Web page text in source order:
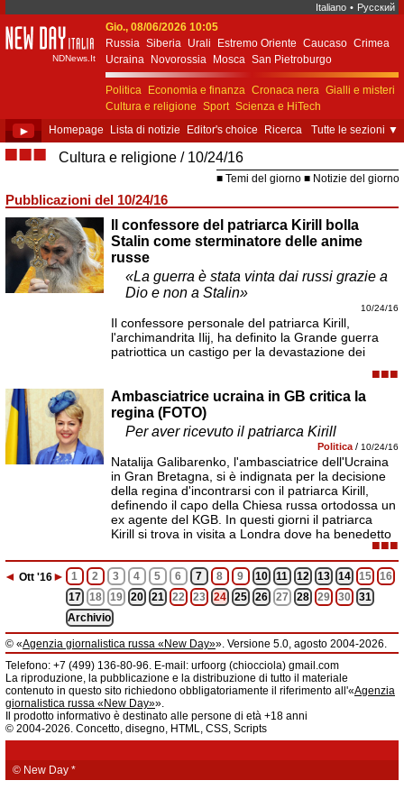
Italiano • Русский
New Day Italia
NDNews.It
Gio., 08/06/2026 10:05
Russia Siberia Urali Estremo Oriente Caucaso Crimea
Ucraina
Novorossia Mosca San Pietroburgo
Ekaterinburgo Kiev Simferopol
Sebastopoli
Politica
Economia e finanza Cronaca nera Gialli e misteri
Cultura e religione Sport Scienza e HiTech
Costume e società
Unione Europea
► Homepage Lista di notizie Editor's choice Ricerca Tutte le sezioni ▼
■■■ Cultura e religione 10/24/16
Temi del giorno Notizie del giorno
Pubblicazioni del 10/24/16
Il confessore del patriarca Kirill bolla
Stalin come sterminatore delle anime
russe
«La guerra è stata vinta dai russi grazie a
Dio e non a Stalin»
10/24/16
Il confessore personale del patriarca Kirill,
l'archimandrita Ilij, ha definito la Grande guerra
patriottica un castigo per la devastazione dei
■■■
Ambasciatrice ucraina in GB critica la
regina (FOTO)
Per aver ricevuto il patriarca Kirill
Politica / 10/24/16
Natalija Galibarenko, l'ambasciatrice dell'Ucraina
in Gran Bretagna, si è indignata per la decisione
della regina d'incontrarsi con il patriarca Kirill,
definendo il capo della Chiesa russa ortodossa un
ex agente del KGB. In questi giorni il patriarca
Kirill si trova in visita a Londra dove ha benedetto
■■■
◄ Ott '16► 1 2 3 4 5 6 7 8 9 10 11 12 13 14 15
16
17
18 19 20 21 22 23 24 25 26 27 28 29 30
31
Archivio
© «Agenzia giornalistica russa «New Day»». Versione 5.0, agosto 2004-2026.
Informazioni
Agenzia giornalistica russa «New Day» registrata dal Servizio federale di
telecomunicazioni, tecnologie informatiche e mass media della Federazione
Russa. Certificato di registrazione dei mass media: EL № FS 77 - 61044 del 5
marzo 2015.
Fondatore: «New Day» S.r.l., indirizzo di redazione: 620014, città di
Ekaterinburgo, via Radišev, pal.6, scala «А», uff. 1104.
fornisce informazioni.
Telefono: +7 (499) 136-80-96. E-mail: urfoorg (chiocciola) gmail.com
La riproduzione, la pubblicazione e la distribuzione di tutto il materiale
contenuto in questo sito richiedono obbligatoriamente il riferimento all'«Agenzia
giornalistica russa «New Day»».
Il prodotto informativo è destinato alle persone di età +18 anni
© 2004-2026. Concetto, disegno, HTML, CSS, Scripts
© New Day *